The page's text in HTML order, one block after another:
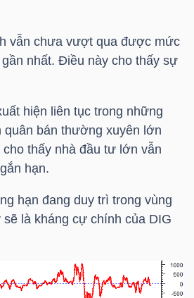
vẫn chưa vượt qua được mức
nhất. Điều này cho thấy sự
hiện liên tục trong những
quân bán thường xuyên lớn
thấy nhà đầu tư lớn vẫn
hạn.
hạn đang duy trì trong vùng
là kháng cự chính của DIG